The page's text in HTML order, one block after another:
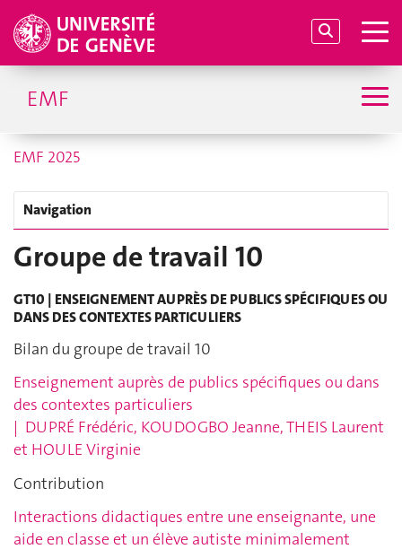
EMF
EMF 2025
Navigation
Groupe de travail 10
GT10 | ENSEIGNEMENT AUPRÈS DE PUBLICS SPÉCIFIQUES OU
DANS DES CONTEXTES PARTICULIERS
Bilan du groupe de travail 10
Enseignement auprès de publics spécifiques ou dans
des contextes particuliers
| DUPRÉ Frédéric, KOUDOGBO Jeanne, THEIS Laurent
et HOULE Virginie
Contribution
Interactions didactiques entre une enseignante, une
aide en classe et un élève autiste minimalement